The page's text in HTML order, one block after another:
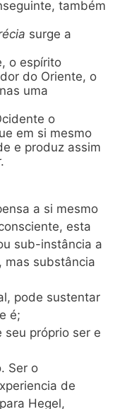
também
surge a
o espírito
do Oriente, o
uma
o
em si mesmo
e produz assim
a si mesmo
esta
sub-instância a
substância
pode sustentar
é;
seu próprio ser e
Ser o
de
Hegel,